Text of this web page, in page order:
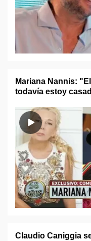
Mariana Nannis:
todavía estoy
Claudio Caniggia